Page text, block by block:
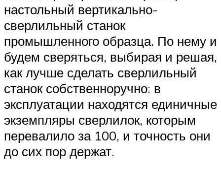
настольный вертикально-
сверлильный станок
промышленного образца. По нему и
будем сверяться, выбирая и решая,
как лучше сделать сверлильный
станок собственноручно: в
эксплуатации находятся единичные
экземпляры сверлилок, которым
перевалило за 100, и точность они
до сих пор держат.